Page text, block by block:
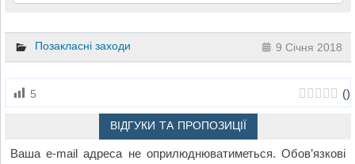
Позакласні заходи 9 Січня 2018
5 ()
ВІДГУКИ ТА ПРОПОЗИЦІЇ
Ваша e-mail адреса не оприлюднюватиметься. Обов’язкові